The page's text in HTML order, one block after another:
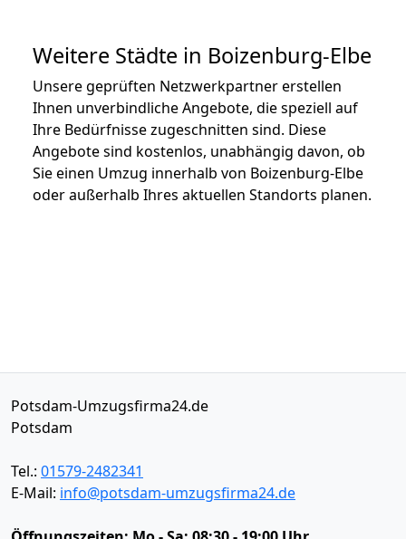
Weitere Städte in Boizenburg-Elbe
Unsere geprüften Netzwerkpartner erstellen
Ihnen unverbindliche Angebote, die speziell auf
Ihre Bedürfnisse zugeschnitten sind. Diese
Angebote sind kostenlos, unabhängig davon, ob
Sie einen Umzug innerhalb von Boizenburg-Elbe
oder außerhalb Ihres aktuellen Standorts planen.
Potsdam-Umzugsfirma24.de
Potsdam
Tel.: 01579-2482341
E-Mail: info@potsdam-umzugsfirma24.de